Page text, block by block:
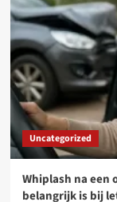
Uncategorized
Whiplash na een
belangrijk is bij